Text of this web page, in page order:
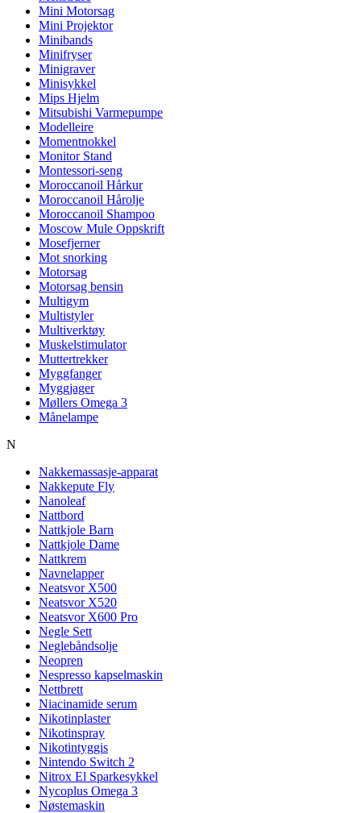
Mini Motorsag
Mini Projektor
Minibands
Minifryser
Minigraver
Minisykkel
Mips Hjelm
Mitsubishi Varmepumpe
Modelleire
Momentnokkel
Monitor Stand
Montessori-seng
Moroccanoil Hårkur
Moroccanoil Hårolje
Moroccanoil Shampoo
Moscow Mule Oppskrift
Mosefjerner
Mot snorking
Motorsag
Motorsag bensin
Multigym
Multistyler
Multiverktøy
Muskelstimulator
Muttertrekker
Myggfanger
Myggjager
Møllers Omega 3
Månelampe
N
Nakkemassasje-apparat
Nakkepute Fly
Nanoleaf
Nattbord
Nattkjole Barn
Nattkjole Dame
Nattkrem
Navnelapper
Neatsvor X500
Neatsvor X520
Neatsvor X600 Pro
Negle Sett
Neglebåndsolje
Neopren
Nespresso kapselmaskin
Nettbrett
Niacinamide serum
Nikotinplaster
Nikotinspray
Nikotintyggis
Nintendo Switch 2
Nitrox El Sparkesykkel
Nycoplus Omega 3
Nøstemaskin